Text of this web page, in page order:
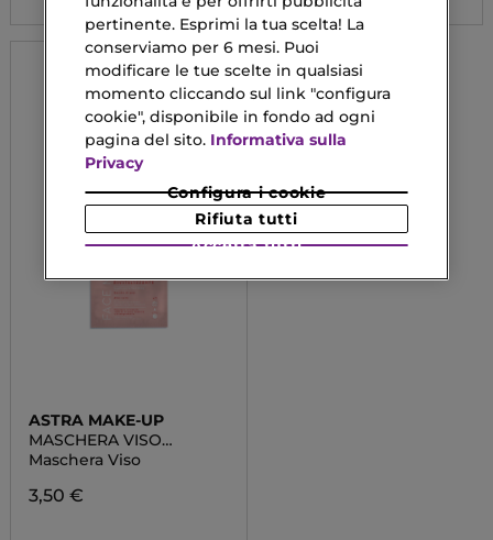
ASTRA MAKE-UP
MASCHERA VISO
EMOLLIENTE
RIVITALIZZANTE
Maschera Viso
3,50 €
pertinente. Esprimi la tua scelta! La
conserviamo per 6 mesi. Puoi
modificare le tue scelte in qualsiasi
momento cliccando sul link "configura
cookie", disponibile in fondo ad ogni
pagina del sito. Informativa sulla
Privacy
Configura i cookie
Rifiuta tutti
Accetta tutti